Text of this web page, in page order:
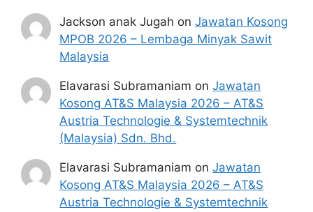
5. Penolong Pegawai Tadbir N29
Pelukis Pelan
7. Pembantu Tadbir N19
Pembantu Awam Gred H11
Lihat Juga :
Jawatan Kosong Pembantu Tadbir JPA
Jackson anak Jugah onJawatan Kosong
MPOB 2026 – Lembaga Minyak Sawit
Malaysia
Elavarasi Subramaniam onJawatan
Kosong AT&S Malaysia 2026 – AT&S
Austria Technologie & Systemtechnik
(Malaysia) Sdn. Bhd.
Elavarasi Subramaniam onJawatan
Kosong AT&S Malaysia 2026 – AT&S
Austria Technologie & Systemtechnik